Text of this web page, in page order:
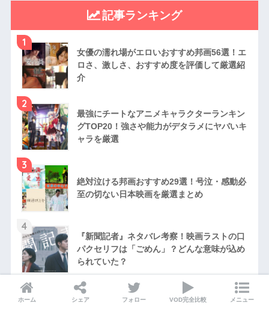
記事ランキング
1
女優の濡れ場がエロいおすすめ邦画56選！エ
ロさ、激しさ、おすすめ度を評価して厳選紹
介
2
最強にチートなアニメキャラクターランキン
グTOP20！強さや能力がデタラメにヤバいキ
ャラを厳選
3
絶対泣ける邦画おすすめ29選！号泣・感動必
至の切ない日本映画を厳選まとめ
4
『新聞記者』ネタバレ考察！映画ラストの口
パクセリフは「ごめん」？どんな意味が込め
られていた？
5
『ヘルタースケルター』あらすじ・ネタバレ
ホーム シェア フォロー VOD完全比較 メニュー